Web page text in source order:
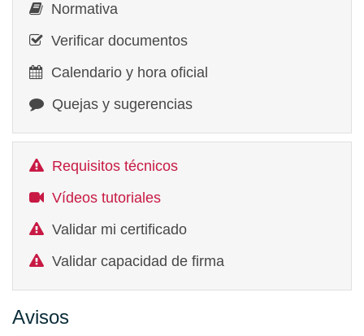
Normativa
Verificar documentos
Calendario y hora oficial
Quejas y sugerencias
Requisitos técnicos
Vídeos tutoriales
Validar mi certificado
Validar capacidad de firma
Avisos